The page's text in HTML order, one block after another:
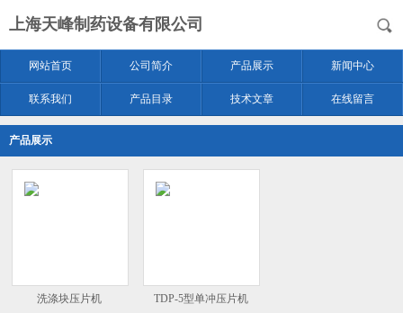
上海天峰制药设备有限公司
网站首页 公司简介 产品展示 新闻中心
联系我们 产品目录 技术文章 在线留言
产品展示
洗涤块压片机 TDP-5型单冲压片机